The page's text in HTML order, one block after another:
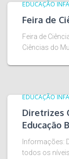
EDUCAÇÃO
Feira de
Feira de
Ciências do
EDUCAÇÃO
Diretrizes
Educação
Informações:
todos os